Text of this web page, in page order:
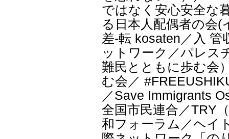
ではなく安心安全な
る日本人配偶者の会(
差-転 kosaten／入
ットワーク／パレス
難民とともに歩む会
む会／
／Save Immigrants
全国市民連合／TRY
和フォーラム／ヘイ